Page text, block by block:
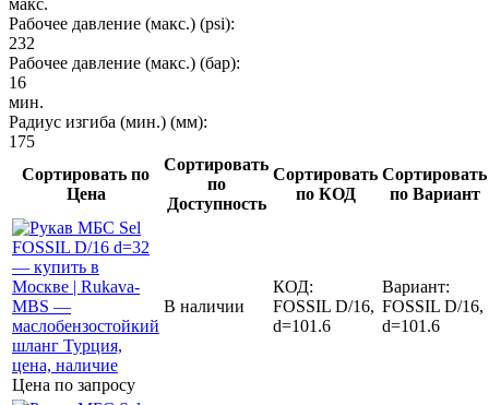
макс.
Рабочее давление (макс.) (psi):
232
Рабочее давление (макс.) (бар):
16
мин.
Радиус изгиба (мин.) (мм):
175
Сортировать по
Цена
Сортировать
по
Доступность
Сортировать
по КОД
Сортировать
по Вариант
Цена по запросу
В наличии
КОД:
FOSSIL D/16,
d=101.6
Вариант:
FOSSIL D/16,
d=101.6